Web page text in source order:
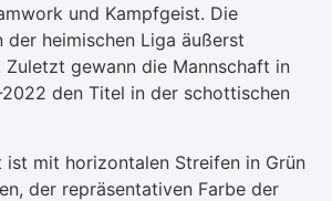
und Kampfgeist. Die
der heimischen Liga äußerst
Zuletzt gewann die Mannschaft in
den Titel in der schottischen
ist mit horizontalen Streifen in Grün
der repräsentativen Farbe der